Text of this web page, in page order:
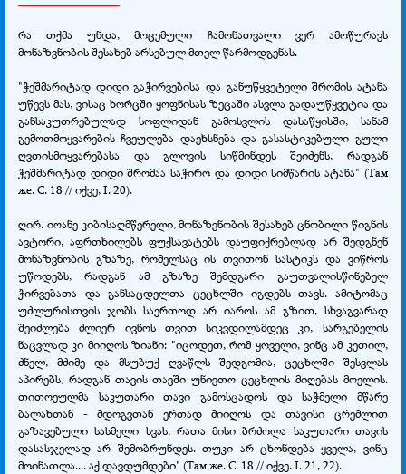
რა თქმა უნდა, მოცემული ჩამონათვალი ვერ ამოწურავს
მონაზვნობის შესახებ არსებულ მთელ წარმოდგენას.
"ჭეშმარიტად დიდი გაჭირვებისა და განუწყვეტელი შრომის ატანა
უწევს მას, ვისაც ხორცში ყოფნისას ზეცაში ასვლა გადაუწყვეტია და
განსაკუთრებულად სოფლიდან გამოსვლის დასაწყისში, სანამ
გემოთმოყვარების ჩვეულება დაეხსნება და გასასტიკებული გული
ღვთისმოყვარებასა და გლოვის სიწმინდეს შეიძენს, რადგან
ჭეშმარიტად დიდი შრომაა საჭირო და დიდი სიმწარის ატანა" (Там
же. С. 18 // იქვე, I. 20).
ღირ. იოანე კიბისაღმწერელი, მონაზვნობის შესახებ ცნობილი წიგნის
ავტორი, აფრთხილებს ფუქსავატებს დაუფიქრებლად არ შედგნენ
მონაზვნობის გზაზე, რომელსაც ის თვითონ სასტიკს და ვიწროს
უწოდებს, რადგან ამ გზაზე შემდგარი გაუთვალისწინებელ
ჭირვებათა და განსაცდელთა ცეცხლში იგდებს თავს. ამიტომაც
უძლურისთვის ჯობს საერთოდ არ იაროს ამ გზით, სხვაგვარად
შეიძლება ძლიერ ივნოს თვით სიკვდილამდეც კი, სარგებელის
ნაცვლად კი მიიღოს ზიანი: "იცოდეთ, რომ ყოველი, ვინც ამ კეთილ,
ძნელ, მძიმე და მსუბუქ ღვაწლს შედგომია, ცეცხლში შესვლას
აპირებს, რადგან თავის თავში უნივთო ცეცხლის მიღებას მოელის.
თითოეულმა საკუთარი თავი გამოსცადოს და საჭმელი მწარე
ბალახთან - მდოგვთან ერთად მიიღოს და თავისი ცრემლით
გაზავებული სასმელი სვას, რათა მისი ბრძოლა საკუთარი თავის
დასასჯელად არ შემობრუნდეს. თუკი არ ცხონდება ყველა, ვინც
მოინათლა.... აქ დავდუმდები" (Там же. С. 18 // იქვე. I. 21, 22).